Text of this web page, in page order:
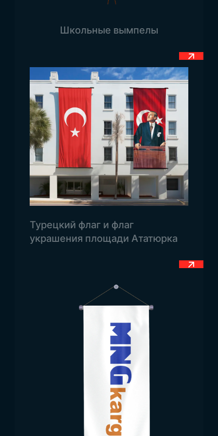
символизирует эту веру. Белый цвет на флаге
Флаг, полностью оформленный в соответствии
с религиозными убеждениями, также считается
важным символом чистоты, который должен
быть отражен на флагах. Как островное
государство, Тонга использует символы на
своем флаге для отображения сознания
сообщества.
Размеры флага Тонга
Флаг Тонга изготавливается из различных
тканей и может быть произведен для
использования как в помещениях, так и на
услугам флаг может быть изготовлен в
размерах 30X45 см или более крупных,
Использование флага
Использование флагов варьируется по всему
миру. Например, флаг может использоваться на
церемониях или для специальных событий. В
итоге флаг можно использовать на столах, в
частных местах или поднять на флагштоке. По
этим причинам область его применения весьма
широка, и флаги могут быть произведены с
соблюдением нужных пропорций, как того
требуют запросы клиентов.
Школьные вымпелы
Турецкий флаг и флаг
украшения площади Ататюрка